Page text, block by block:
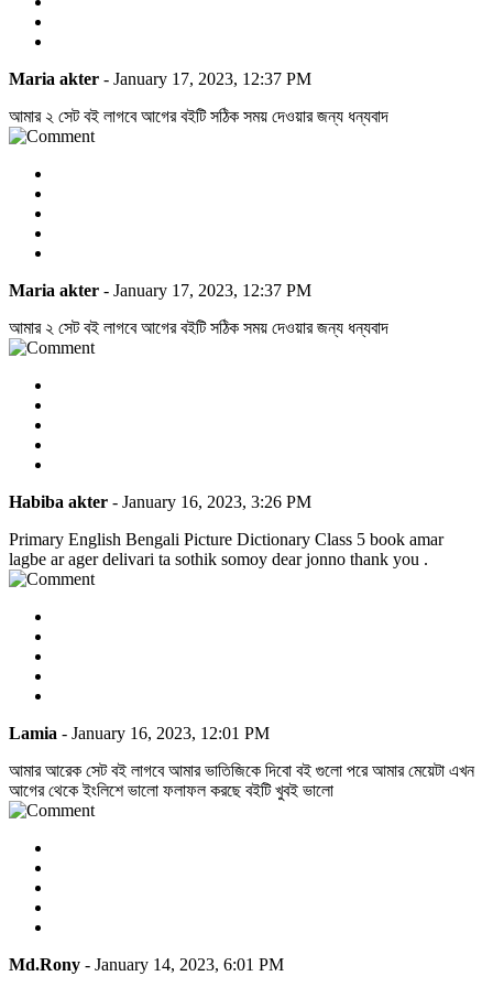
Maria akter - January 17, 2023, 12:37 PM
আমার ২ সেট বই লাগবে আগের বইটি সঠিক সময় দেওয়ার জন্য ধন্যবাদ
Maria akter - January 17, 2023, 12:37 PM
আমার ২ সেট বই লাগবে আগের বইটি সঠিক সময় দেওয়ার জন্য ধন্যবাদ
Habiba akter - January 16, 2023, 3:26 PM
Primary English Bengali Picture Dictionary Class 5 book amar
lagbe ar ager delivari ta sothik somoy dear jonno thank you .
Lamia - January 16, 2023, 12:01 PM
আমার আরেক সেট বই লাগবে আমার ভাতিজিকে দিবো বই গুলো পরে আমার মেয়েটা এখন
আগের থেকে ইংলিশে ভালো ফলাফল করছে বইটি খুবই ভালো
Md.Rony - January 14, 2023, 6:01 PM